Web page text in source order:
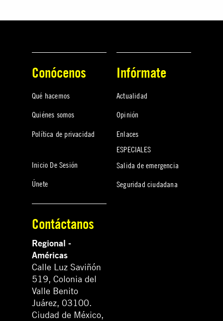
Conócenos
Qué hacemos
Quiénes somos
Política de privacidad
Inicio De Sesión
Únete
Infórmate
Actualidad
Opinión
Enlaces
ESPECIALES
Salida de emergencia
Seguridad ciudadana
Contáctanos
Regional -
Américas
Calle Luz Saviñón
519, Colonia del
Valle Benito
Juárez, 03100.
Ciudad de México,